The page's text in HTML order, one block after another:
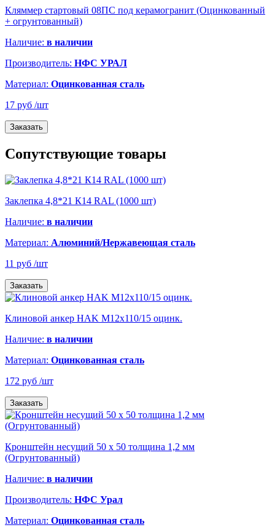
Кляммер стартовый 08ПС под керамогранит (Оцинкованный
+ огрунтованный)
Наличие: в наличии
Производитель: НФС УРАЛ
Материал: Оцинкованная сталь
17 руб /шт
Заказать
Сопутствующие товары
Заклепка 4,8*21 К14 RAL (1000 шт)
Наличие: в наличии
Материал: Алюминий/Нержавеющая сталь
11 руб /шт
Заказать
Клиновой анкер HAK M12х110/15 оцинк.
Наличие: в наличии
Материал: Оцинкованная сталь
172 руб /шт
Заказать
Кронштейн несущий 50 х 50 толщина 1,2 мм
(Огрунтованный)
Наличие: в наличии
Производитель: НФС Урал
Материал: Оцинкованная сталь